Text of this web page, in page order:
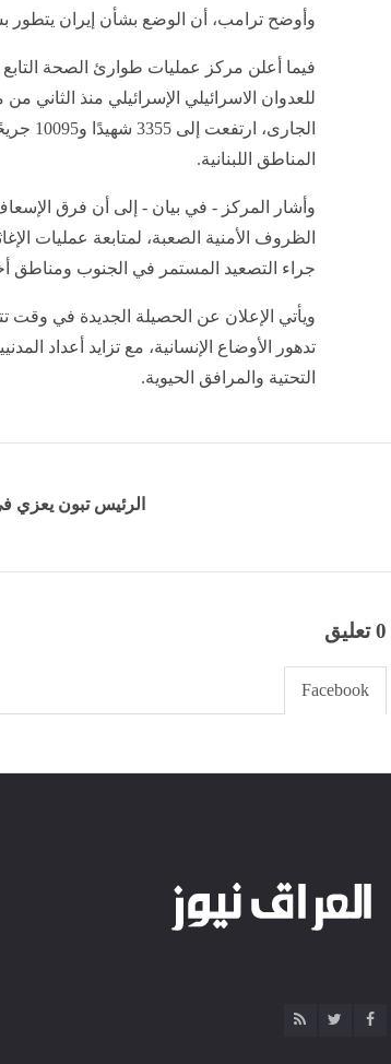
وأوضح ترامب، أن الوضع بشأن إيران يتطور
فيما أعلن مركز عمليات طوارئ الصحة التابع
للعدوان الاسرائيلي الإسرائيلي منذ
المناطق اللبنانية.
وأشار المركز - في بيان - إلى أن فرق
الظروف الأمنية الصعبة، لمتابعة عمليات
جراء التصعيد المستمر في الجنوب ومناطق
ويأتي الإعلان عن الحصيلة الجديدة في وقت
تدهور الأوضاع الإنسانية، مع تزايد أعداد
التحتية والمرافق الحيوية.
الرئيس تبون يعزي
0 تعليق
Facebook